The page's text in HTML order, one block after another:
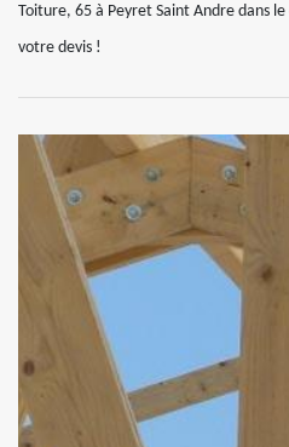
Toiture, 65 à Peyret Saint Andre dans
votre devis !